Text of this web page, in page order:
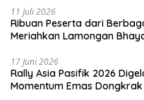
11 Juli 2026
Ribuan Peserta dari
Meriahkan Lamongan
17 Juni 2026
Rally Asia Pasifik 2026
Momentum Emas